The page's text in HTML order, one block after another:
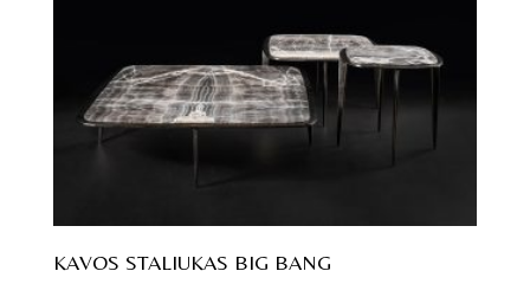
KAVOS STALIUKAS BIG BANG